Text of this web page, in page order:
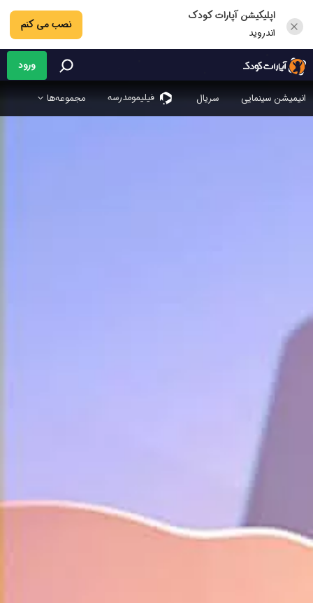
اپلیکیشن آپارات کودک
اندروید
نصب می کنم
انیمیشن سینمایی سریال فیلیمو‌مدرسه مجموعه‌ها
ورود